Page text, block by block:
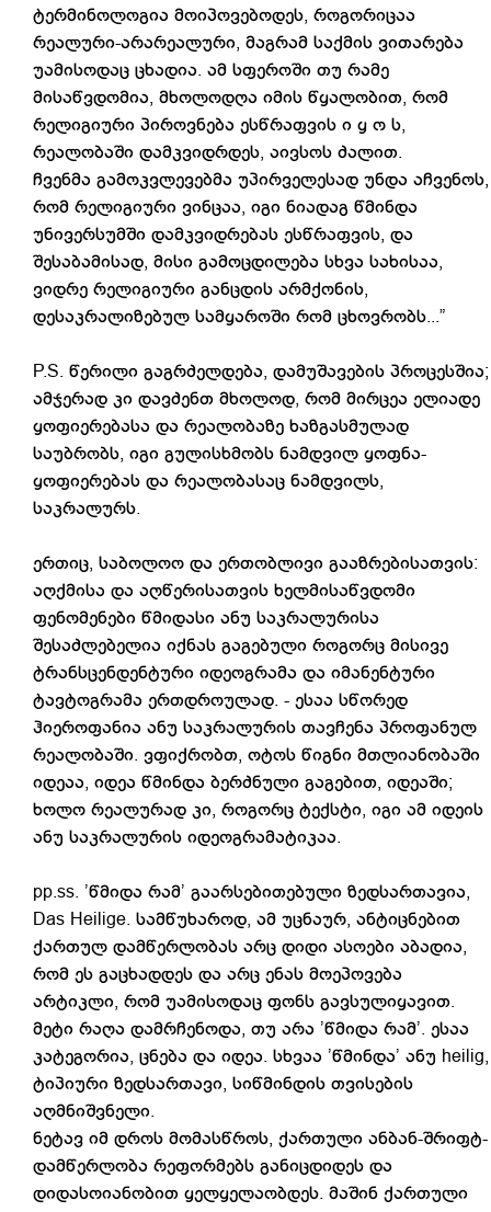
ტერმინოლოგია მოიპოვებოდეს, როგორიცაა
რეალური-არარეალური, მაგრამ საქმის ვითარება
უამისოდაც ცხადია. ამ სფეროში თუ რამე
მისაწვდომია, მხოლოდღა იმის წყალობით, რომ
რელიგიური პიროვნება ესწრაფვის ი ყ ო ს,
რეალობაში დამკვიდრდეს, აივსოს ძალით.
ჩვენმა გამოკვლევებმა უპირველესად უნდა აჩვენოს,
რომ რელიგიური ვინცაა, იგი ნიადაგ წმინდა
უნივერსუმში დამკვიდრებას ესწრაფვის, და
შესაბამისად, მისი გამოცდილება სხვა სახისაა,
ვიდრე რელიგიური განცდის არმქონის,
დესაკრალიზებულ სამყაროში რომ ცხოვრობს...”
P.S. წერილი გაგრძელდება, დამუშავების პროცესშია;
ამჯერად კი დავძენთ მხოლოდ, რომ მირცეა ელიადე
ყოფიერებასა და რეალობაზე ხაზგასმულად
საუბრობს, იგი გულისხმობს ნამდვილ ყოფნა-
ყოფიერებას და რეალობასაც ნამდვილს,
საკრალურს.
ერთიც, საბოლოო და ერთობლივი გააზრებისათვის:
აღქმისა და აღწერისათვის ხელმისაწვდომი
ფენომენები წმიდასი ანუ საკრალურისა
შესაძლებელია იქნას გაგებული როგორც მისივე
ტრანსცენდენტური იდეოგრამა და იმანენტური
ტავტოგრამა ერთდროულად. - ესაა სწორედ
ჰიეროფანია ანუ საკრალურის თავჩენა პროფანულ
რეალობაში. ვფიქრობთ, ოტოს წიგნი მთლიანობაში
იდეაა, იდეა წმინდა ბერძნული გაგებით, იდეაში;
ხოლო რეალურად კი, როგორც ტექსტი, იგი ამ იდეის
ანუ საკრალურის იდეოგრამატიკაა.
pp.ss. ’წმიდა რამ’ გაარსებითებული ზედსართავია,
Das Heilige. სამწუხაროდ, ამ უცნაურ, ანტიცნებით
ქართულ დამწერლობას არც დიდი ასოები აბადია,
რომ ეს გაცხადდეს და არც ენას მოეპოვება
არტიკლი, რომ უამისოდაც ფონს გავსულიყავით.
მეტი რაღა დამრჩენოდა, თუ არა ’წმიდა რამ’. ესაა
კატეგორია, ცნება და იდეა. სხვაა ’წმინდა’ ანუ heilig,
ტიპიური ზედსართავი, სიწმინდის თვისების
აღმნიშვნელი.
ნეტავ იმ დროს მომასწროს, ქართული ანბან-შრიფტ-
დამწერლობა რეფორმებს განიცდიდეს და
დიდასოიანობით ყელყელაობდეს. მაშინ ქართული